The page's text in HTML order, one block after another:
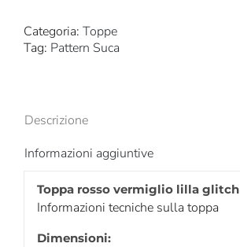
Categoria: Toppe
Tag: Pattern Suca
Descrizione
Informazioni aggiuntive
Toppa rosso vermiglio lilla glitch
Informazioni tecniche sulla toppa
Dimensioni: